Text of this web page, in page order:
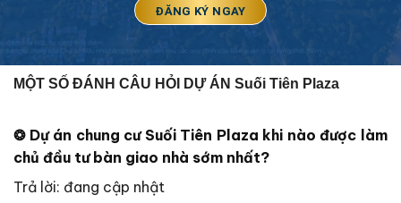
MỘT SỐ ĐÁNH CÂU HỎI DỰ ÁN Suối Tiên Plaza
❂ Dự án chung cư Suối Tiên Plaza khi nào được làm
chủ đầu tư bàn giao nhà sớm nhất?
Trả lời: đang cập nhật